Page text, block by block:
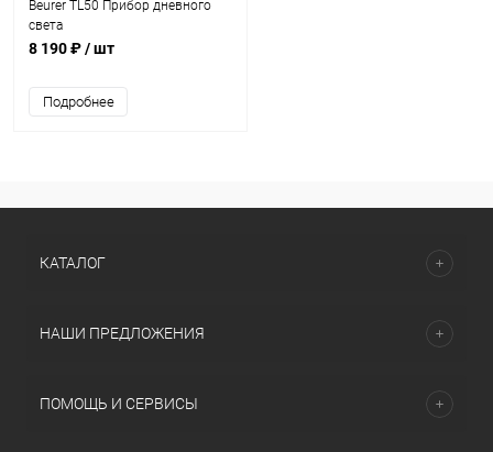
Beurer TL50 Прибор дневного
света
8 190 ₽/ шт
Подробнее
КАТАЛОГ
НАШИ ПРЕДЛОЖЕНИЯ
ПОМОЩЬ И СЕРВИСЫ